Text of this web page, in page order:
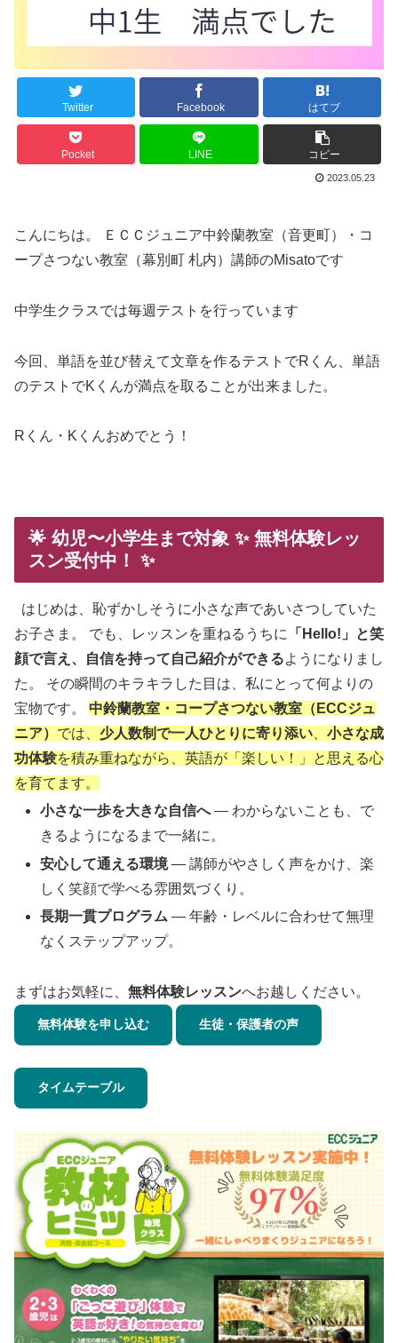
Twitter Facebook はてブ
Pocket LINE コピー
2023.05.23
こんにちは。 ＥＣＣジュニア中鈴蘭教室（音更町）・コ
ープさつない教室（幕別町 札内）講師のMisatoです
中学生クラスでは毎週テストを行っています
今回、単語を並び替えて文章を作るテストでRくん、単語
のテストでKくんが満点を取ることが出来ました。
Rくん・Kくんおめでとう！
🌟 幼児〜小学生まで対象 ✨無料体験レッ
スン受付中！ ✨
はじめは、恥ずかしそうに小さな声であいさつしていた
お子さま。 でも、レッスンを重ねるうちに
「Hello!」と笑
顔で言え、自信を持って自己紹介ができるようになりまし
た。 その瞬間のキラキラした目は、私にとって何よりの
宝物です。 中鈴蘭教室・コープさつない教室 （ECCジュ
ニア） では、 少人数制で一人ひとりに寄り添い
小さな成
功体験を積み重ねながら、英語が「楽しい！」と思える心
を育てます。
小さな一歩を大きな自信へ— わからないことも、で
きるようになるまで一緒に。
安心して通える環境— 講師がやさしく声をかけ、楽
しく笑顔で学べる雰囲気づくり。
長期一貫プログラム — 年齢・レベルに合わせて無理
なくステップアップ。
まずはお気軽に、 無料体験レッスンへお越しください。
無料体験を申し込む 生徒・保護者の声
タイムテーブル